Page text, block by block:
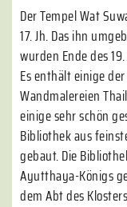
Der Tempel Wat
17. Jh. Das ihn
wurden Ende des
Es enthält einige
Wandmalereien
einige sehr schön
Bibliothek aus
gebaut. Die
Ayutthaya-Königs
dem Abt des